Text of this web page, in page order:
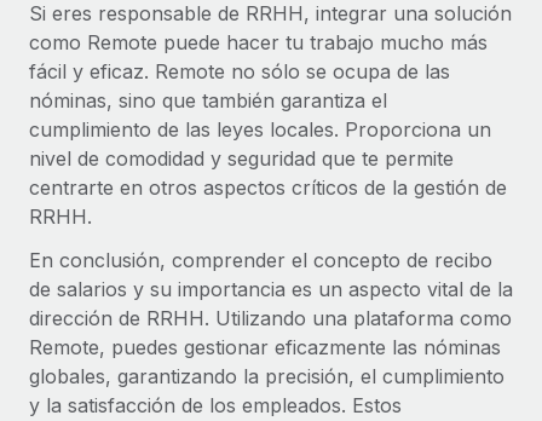
Si eres responsable de RRHH, integrar una solución
como Remote puede hacer tu trabajo mucho más
fácil y eficaz. Remote no sólo se ocupa de las
nóminas, sino que también garantiza el
cumplimiento de las leyes locales. Proporciona un
nivel de comodidad y seguridad que te permite
centrarte en otros aspectos críticos de la gestión de
RRHH.
En conclusión, comprender el concepto de recibo
de salarios y su importancia es un aspecto vital de la
dirección de RRHH. Utilizando una plataforma como
Remote, puedes gestionar eficazmente las nóminas
globales, garantizando la precisión, el cumplimiento
y la satisfacción de los empleados. Estos